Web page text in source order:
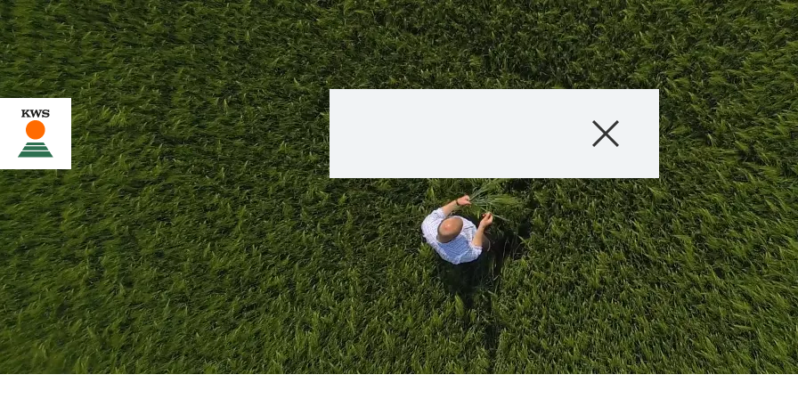
Sortiment
Tehnologija
Vijesti i noviteti
O nama
Stručni